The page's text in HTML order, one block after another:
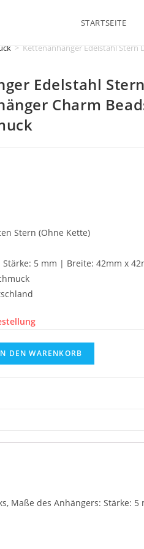
STARTSEITE
> Kettenanhänger Edelstahl Stern
Edelstahl
Charm
Stern (Ohne Kette)
5 mm | Breite: 42mm x
DEN WARENKORB
Maße des Anhängers: Stärke: